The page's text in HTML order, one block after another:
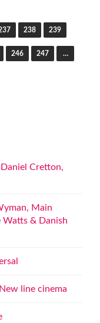
238 239
246 247 …
Cretton,
Main
Watts & Danish
line cinema